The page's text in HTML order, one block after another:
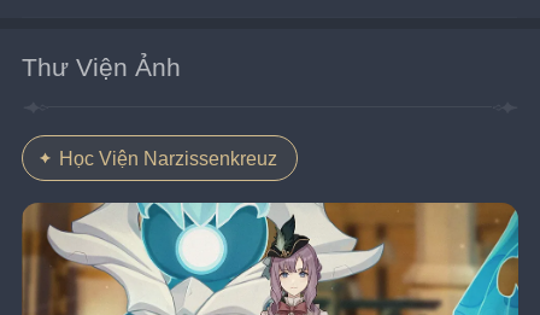
Thư Viện Ảnh
Học Viện Narzissenkreuz